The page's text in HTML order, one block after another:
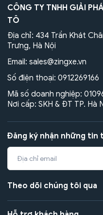
CÔNG TY TNHH GIẢI
TÔ
Địa chỉ: 434 Trần Khát
Trưng, Hà Nội
Email: sales@zingxe.vn
Số điện thoại: 0912269166
Mã số doanh nghiệp:
Nơi cấp: SKH & ĐT TP. Hà
Đăng ký nhận những
Theo dõi chúng tôi qua